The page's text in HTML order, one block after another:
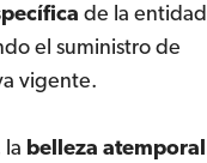
de la entidad
el suministro de
vigente.
la belleza atemporal